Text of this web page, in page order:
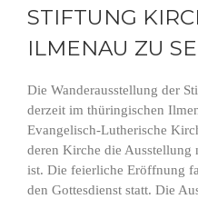
STIFTUNG
ILMENAU ZU
Die Wanderausstellung der
derzeit im thüringischen
Evangelisch-Lutherische
deren Kirche die Ausstellung
ist. Die feierliche Eröffnung
den Gottesdienst statt. Die